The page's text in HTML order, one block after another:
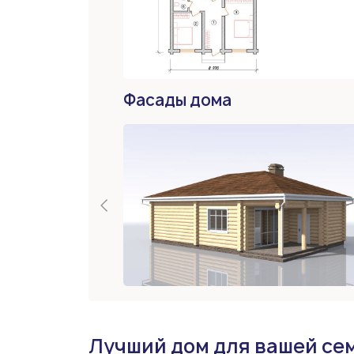
Фасады дома
Лучший дом для вашей